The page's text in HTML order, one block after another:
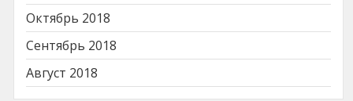
Октябрь 2018
Сентябрь 2018
Август 2018